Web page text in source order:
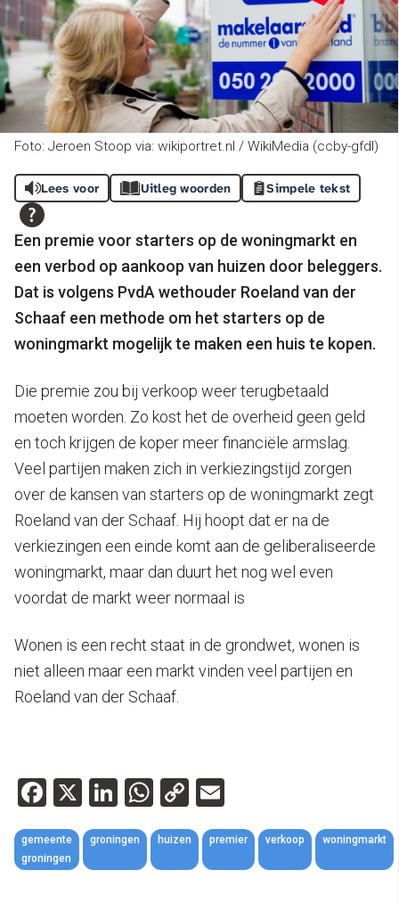
Foto: Jeroen Stoop via: wikiportret.nl / WikiMedia (ccby-gfdl)
Lees voor Uitleg woorden Simpele tekst
Een premie voor starters op de woningmarkt en
een verbod op aankoop van huizen door beleggers.
Dat is volgens PvdA wethouder Roeland van der
Schaaf een methode om het starters op de
woningmarkt mogelijk te maken een huis te kopen.
Die premie zou bij verkoop weer terugbetaald
moeten worden. Zo kost het de overheid geen geld
en toch krijgen de koper meer financiële armslag.
Veel partijen maken zich in verkiezingstijd zorgen
over de kansen van starters op de woningmarkt zegt
Roeland van der Schaaf. Hij hoopt dat er na de
verkiezingen een einde komt aan de geliberaliseerde
woningmarkt, maar dan duurt het nog wel even
voordat de markt weer normaal is
Wonen is een recht staat in de grondwet, wonen is
niet alleen maar een markt vinden veel partijen en
Roeland van der Schaaf.
Facebook
X LinkedIn
WhatsApp
Copy
Link
gemeente
groningen
groningen huizen premier verkoop woningmarkt